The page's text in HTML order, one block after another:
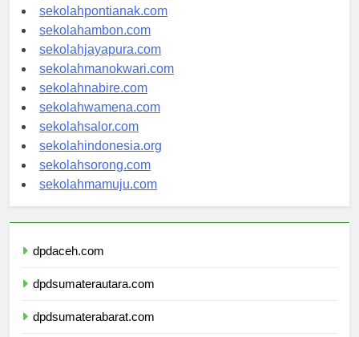
sekolahpontianak.com
sekolahambon.com
sekolahjayapura.com
sekolahmanokwari.com
sekolahnabire.com
sekolahwamena.com
sekolahsalor.com
sekolahindonesia.org
sekolahsorong.com
sekolahmamuju.com
dpdaceh.com
dpdsumaterautara.com
dpdsumaterabarat.com